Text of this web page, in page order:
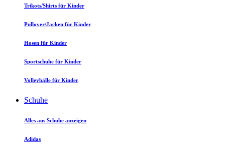
Trikots/Shirts für Kinder
Pullover/Jacken für Kinder
Hosen für Kinder
Sportschuhe für Kinder
Volleybälle für Kinder
Schuhe
Alles aus Schuhe anzeigen
Adidas